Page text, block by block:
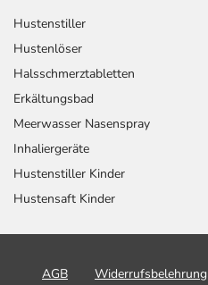
Hustenstiller
Hustenlöser
Halsschmerztabletten
Erkältungsbad
Meerwasser Nasenspray
Inhaliergeräte
Hustenstiller Kinder
Hustensaft Kinder
AGB Widerrufsbelehrung